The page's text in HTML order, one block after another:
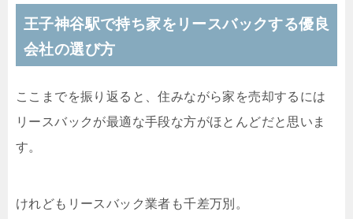
王子神谷駅で持ち家をリースバックする優良
会社の選び方
ここまでを振り返ると、住みながら家を売却するには
リースバックが最適な手段な方がほとんどだと思いま
す。
けれどもリースバック業者も千差万別。